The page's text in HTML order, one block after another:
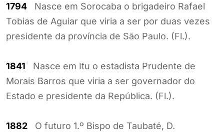
1794 Nasce em Sorocaba o brigadeiro Rafael
Tobias de Aguiar que viria a ser por duas vezes
presidente da província de São Paulo. (Fl.).
1841 Nasce em Itu o estadista Prudente de
Morais Barros que viria a ser governador do
Estado e presidente da República. (Fl.).
1882 O futuro 1.º Bispo de Taubaté, D.